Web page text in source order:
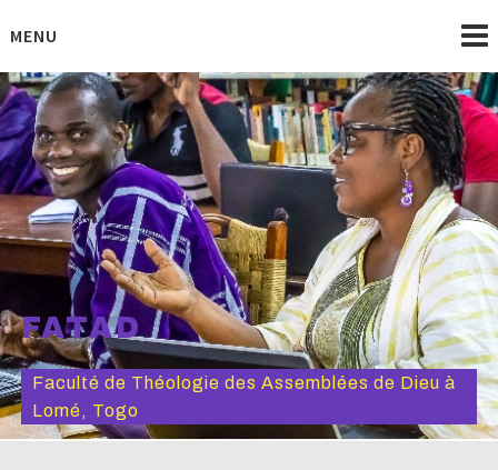
toMENU
FATAD
Faculté de Théologie des Assemblées de Dieu à
Lomé, Togo